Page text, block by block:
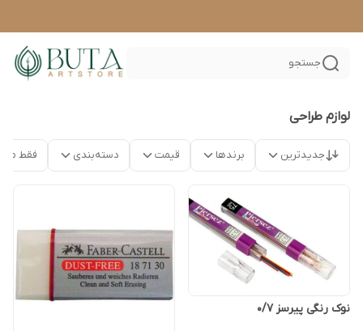
جستجو
لوازم طراحی
جدیدترین برندها قیمت دسته‌بندی فقط
نوک رنگی پیرسز ۰/۷